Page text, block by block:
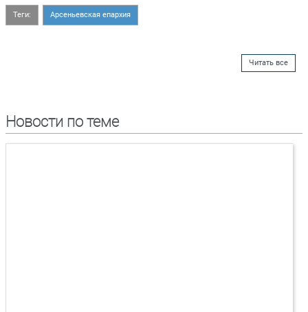
Теги: Арсеньевская епархия
Читать все
Новости по теме